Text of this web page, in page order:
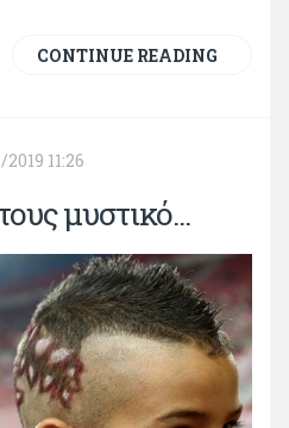
CONTINUE READING
2019 11:26
μυστικό...